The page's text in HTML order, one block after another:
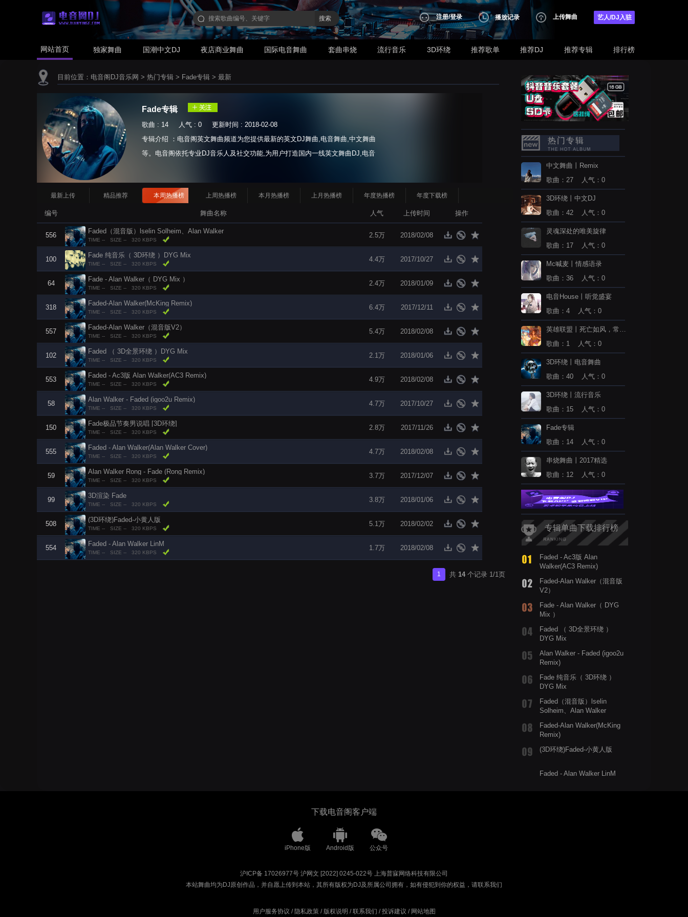
搜索 注册/登录 播放记录 上传舞曲 艺人/DJ入驻
网站首页 独家舞曲 国潮中文DJ 夜店商业舞曲 国际电音舞曲 套曲串烧 流行音乐 3D环绕 推荐歌单 推荐DJ 推荐专辑 排行榜
目前位置： 电音阁DJ音乐网 > 热门专辑 > Fade专辑 > 最新
Fade专辑
歌曲 : 14 人气 : 0 更新时间 : 2018-02-08
专辑介绍 ：电音阁英文舞曲频道为您提供最新的英文DJ舞曲,电音舞曲,中文舞曲
等。电音阁依托专业DJ音乐人及社交功能,为用户打造国内一线英文舞曲DJ,电音
最新上传 精品推荐 本周热播榜 上周热播榜 本月热播榜 上月热播榜 年度热播榜 年度下载榜
编号 舞曲名称 人气 上传时间 操作
556
Faded（混音版）lselin Solheim、Alan Walker
TIME -- SIZE -- 320 KBPS
2.5万 2018/02/08
100
Fade 纯音乐（ 3D环绕 ）DYG Mix
TIME -- SIZE -- 320 KBPS
4.4万 2017/10/27
64
Fade - Alan Walker（ DYG Mix ）
TIME -- SIZE -- 320 KBPS
2.4万 2018/01/09
318
Faded-Alan Walker(McKing Remix)
TIME -- SIZE -- 320 KBPS
6.4万 2017/12/11
557
Faded-Alan Walker（混音版V2）
TIME -- SIZE -- 320 KBPS
5.4万 2018/02/08
102
Faded （ 3D全景环绕 ）DYG Mix
TIME -- SIZE -- 320 KBPS
2.1万 2018/01/06
553
Faded - Ac3版 Alan Walker(AC3 Remix)
TIME -- SIZE -- 320 KBPS
4.9万 2018/02/08
58
Alan Walker - Faded (igoo2u Remix)
TIME -- SIZE -- 320 KBPS
4.7万 2017/10/27
150
Fade极品节奏男说唱 [3D环绕]
TIME -- SIZE -- 320 KBPS
2.8万 2017/11/26
555
Faded - Alan Walker(Alan Walker Cover)
TIME -- SIZE -- 320 KBPS
4.7万 2018/02/08
59
Alan Walker Rong - Fade (Rong Remix)
TIME -- SIZE -- 320 KBPS
3.7万 2017/12/07
99
3D渲染 Fade
TIME -- SIZE -- 320 KBPS
3.8万 2018/01/06
508
(3D环绕)Faded-小黄人版
TIME -- SIZE -- 320 KBPS
5.1万 2018/02/02
554
Faded - Alan Walker LinM
TIME -- SIZE -- 320 KBPS
1.7万 2018/02/08
1 共 14 个记录 1/1页
热门专辑
中文舞曲丨Remix
歌曲：27 人气：0
3D环绕丨中文DJ
歌曲：42 人气：0
灵魂深处的唯美旋律
歌曲：17 人气：0
Mc喊麦丨情感语录
歌曲：36 人气：0
电音House丨听觉盛宴
歌曲：4 人气：0
英雄联盟丨死亡如风，常伴
歌曲：1 人气：0
3D环绕丨电音舞曲
歌曲：40 人气：0
3D环绕丨流行音乐
歌曲：15 人气：0
Fade专辑
歌曲：14 人气：0
串烧舞曲丨2017精选
歌曲：12 人气：0
专辑单曲下载排行榜
Faded - Ac3版 Alan
Walker(AC3 Remix)
Faded-Alan Walker（混音版
V2）
Fade - Alan Walker（ DYG
Mix ）
Faded （ 3D全景环绕 ）
DYG Mix
Alan Walker - Faded (igoo2u
Remix)
Fade 纯音乐（ 3D环绕 ）
DYG Mix
Faded（混音版）lselin
Solheim、Alan Walker
Faded-Alan Walker(McKing
Remix)
(3D环绕)Faded-小黄人版
Faded - Alan Walker LinM
下载电音阁客户端
iPhone版 Android版 公众号
沪ICP备 17026977号 沪网文 [2022] 0245-022号 上海普寐网络科技有限公司
本站舞曲均为DJ原创作品，并自愿上传到本站，其所有版权为DJ及所属公司拥有，如有侵犯到你的权益，请联系我们
用户服务协议 / 隐私政策/ 版权说明 /联系我们 /投诉建议 / 网站地图